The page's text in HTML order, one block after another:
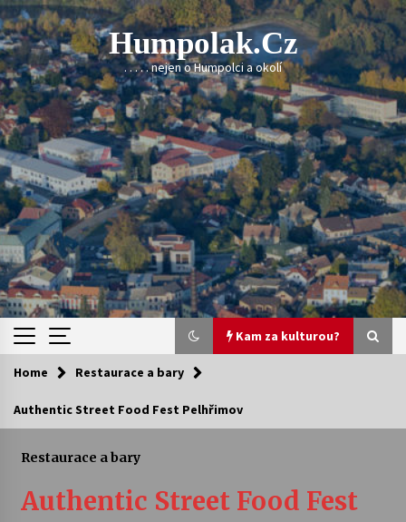
Skip
to
content
Humpolak.cz
. . . . . nejen o Humpolci a okolí
Kam za kulturou?
Kam za kulturou?
Sukuba Ensemble
Home Restaurace a bary
Authentic Street Food Fest Pelhřimov
Restaurace a bary
Authentic Street Food Fest